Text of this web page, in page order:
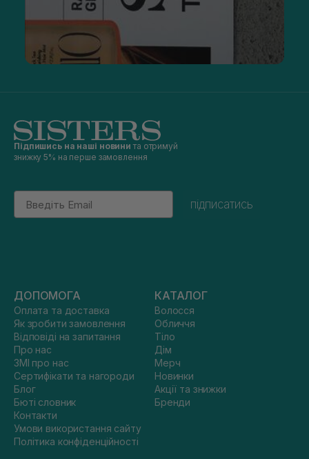
Підпишись на наші новини та отримуй
знижку 5% на перше замовлення
Email
підписатись
ДОПОМОГА
Оплата та доставка
Як зробити замовлення
Відповіді на запитання
Про нас
ЗМІ про нас
Сертифікати та нагороди
Блог
Бюті словник
Контакти
Умови використання сайту
Політика конфіденційності
КАТАЛОГ
Волосся
Обличчя
Тіло
Дім
Мерч
Новинки
Акції та знижки
Бренди